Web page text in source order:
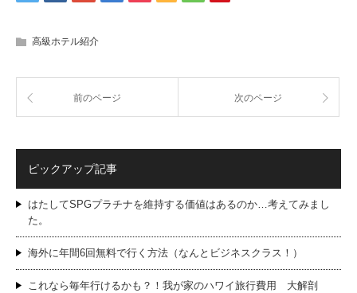
高級ホテル紹介
前のページ 次のページ
ピックアップ記事
はたしてSPGプラチナを維持する価値はあるのか…考えてみまし
た。
海外に年間6回無料で行く方法（なんとビジネスクラス！）
これなら毎年行けるかも？！我が家のハワイ旅行費用 大解剖